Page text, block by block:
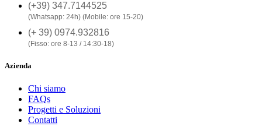
(+39) 347.7144525
(Whatsapp: 24h) (Mobile: ore 15-20)
(+ 39) 0974.932816
(Fisso: ore 8-13 / 14:30-18)
Azienda
Chi siamo
FAQs
Progetti e Soluzioni
Contatti